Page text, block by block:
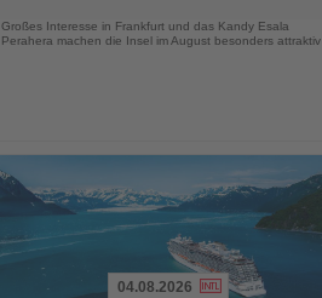
Großes Interesse in Frankfurt und das Kandy Esala
Perahera machen die Insel im August besonders attraktiv
04.08.2026